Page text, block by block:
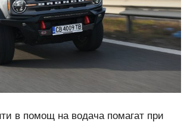
в помощ на водача помагат при